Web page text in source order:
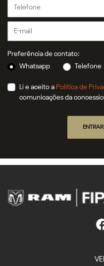
Preferência de contato:
Whatsapp
Telefone
Li e aceito a Política de
comunicações da